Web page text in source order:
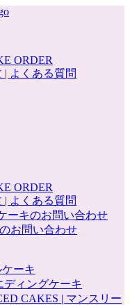
ORDER
| よくある質問
ORDER
| よくある質問
ーキのお問い合わせ
お問い合わせ
ーキ
ディングケーキ
CAKES | マンスリー